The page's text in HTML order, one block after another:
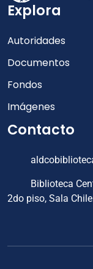
Explora
Autoridades
Documentos
Fondos
Imágenes
Contacto
Biblioteca
2do piso, Sala